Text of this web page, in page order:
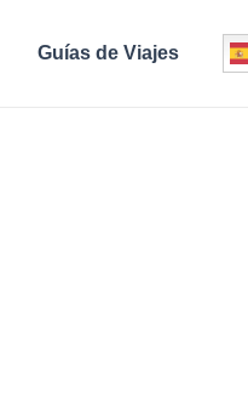
Guías de Viajes